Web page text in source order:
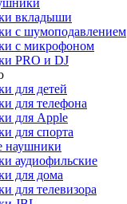
вкладыши
с шумоподавлением
с микрофоном
PRO и DJ
для детей
для телефона
для Apple
для спорта
наушники
аудиофильские
для дома
для телевизора